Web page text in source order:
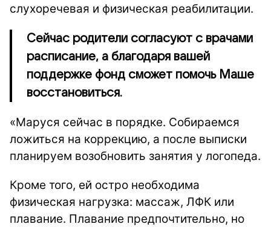
слухоречевая и физическая реабилитации.
Сейчас родители согласуют с врачами
расписание, а благодаря вашей
поддержке фонд сможет помочь Маше
восстановиться.
«Маруся сейчас в порядке. Собираемся
ложиться на коррекцию, а после выписки
планируем возобновить занятия у логопеда.
Кроме того, ей остро необходима
физическая нагрузка: массаж, ЛФК или
плавание. Плавание предпочтительно, но